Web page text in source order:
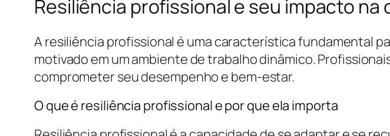
Resiliência profissional e seu impacto na
A resiliência profissional é uma característica fundamental
motivado em um ambiente de trabalho dinâmico.
comprometer seu desempenho e bem-estar.
O que é resiliência profissional e por que ela importa